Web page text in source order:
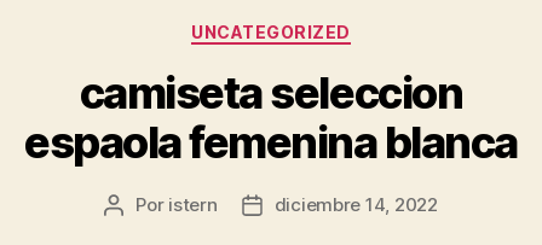
Categorías
UNCATEGORIZED
camiseta seleccion
espaola femenina blanca
Autor
Por istern
Fechadiciembre 14, 2022